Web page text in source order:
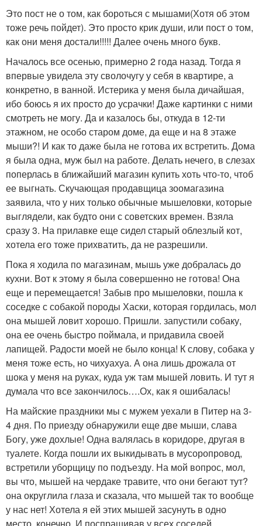
Это пост не о том, как бороться с мышами(Хотя об этом
тоже речь пойдет). Это просто крик души, или пост о том,
как они меня достали!!!!! Далее очень много букв.
Началось все осенью, примерно 2 года назад. Тогда я
впервые увидела эту сволочугу у себя в квартире, а
конкретно, в ванной. Истерика у меня была дичайшая,
ибо боюсь я их просто до усрачки! Даже картинки с ними
смотреть не могу. Да и казалось бы, откуда в 12-ти
этажном, не особо старом доме, да еще и на 8 этаже
мыши?! И как то даже была не готова их встретить. Дома
я была одна, муж был на работе. Делать нечего, в слезах
поперлась в ближайший магазин купить хоть что-то, чтоб
ее выгнать. Скучающая продавщица зоомагазина
заявила, что у них только обычные мышеловки, которые
выглядели, как будто они с советских времен. Взяла
сразу 3. На прилавке еще сидел старый облезлый кот,
хотела его тоже прихватить, да не разрешили.
Пока я ходила по магазинам, мышь уже добралась до
кухни. Вот к этому я была совершенно не готова! Она
еще и перемещается! Забыв про мышеловки, пошла к
соседке с собакой породы Хаски, которая гордилась, мол
она мышей ловит хорошо. Пришли. запустили собаку,
она ее очень быстро поймала, и придавила своей
лапищей. Радости моей не было конца! К слову, собака у
меня тоже есть, но чихуахуа. А она лишь дрожала от
шока у меня на руках, куда уж там мышей ловить. И тут я
думала что все закончилось….Ох, как я ошибалась!
На майские праздники мы с мужем уехали в Питер на 3-
4 дня. По приезду обнаружили еще две мыши, слава
Богу, уже дохлые! Одна валялась в коридоре, другая в
туалете. Когда пошли их выкидывать в мусоропровод,
встретили уборщицу по подъезду. На мой вопрос, мол,
вы что, мышей на чердаке травите, что они бегают тут?
она округлила глаза и сказала, что мышей так то вообще
у нас нет! Хотела я ей этих мышей засунуть в одно